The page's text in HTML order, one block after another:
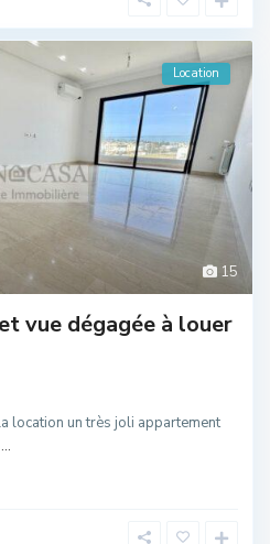
15
Location
vue dégagée à louer
location un très joli appartement
...